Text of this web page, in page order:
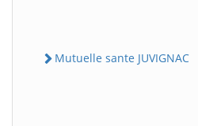
Mutuelle sante JUVIGNAC